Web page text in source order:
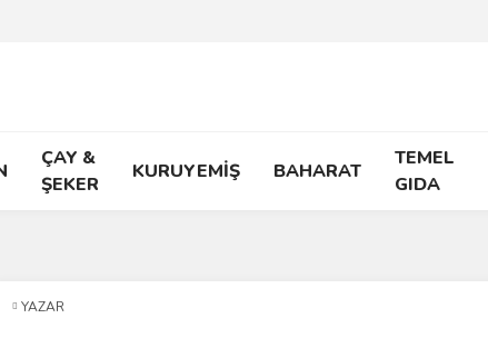
ÇAY &
ŞEKER
KURUYEMİŞ BAHARAT
TEMEL
GIDA
YAZAR